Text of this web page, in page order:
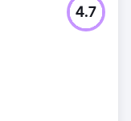
4.7